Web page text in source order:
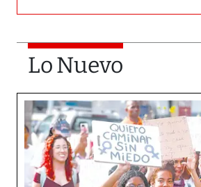
Lo Nuevo